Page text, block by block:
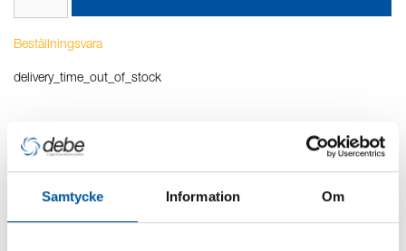
Samtycke Information Om
Beställningsvara
delivery_time_out_of_stock
Produktbeskrivning
Kurvor